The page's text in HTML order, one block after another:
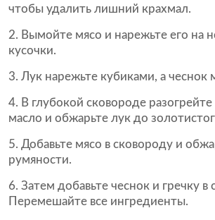
чтобы удалить лишний крахмал.
Вымойте мясо и нарежьте его на
кусочки.
Лук нарежьте кубиками, а чеснок
В глубокой сковороде
масло и обжарьте лук до
Добавьте мясо в сковороду и
румяности.
Затем добавьте чеснок и гречку в
Перемешайте все ингредиенты.